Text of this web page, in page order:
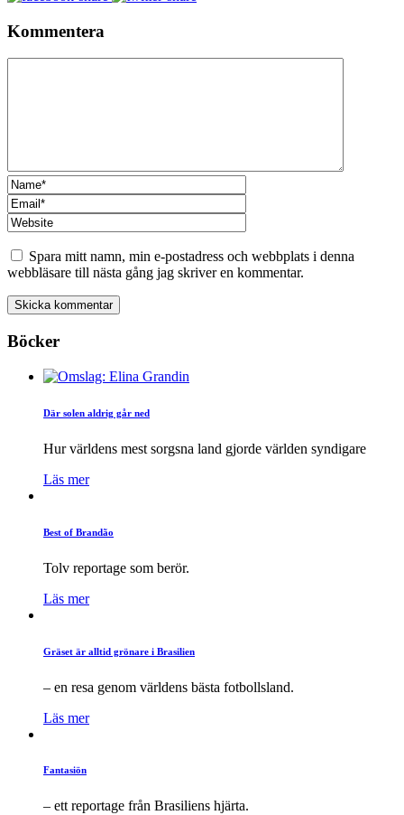
Kommentera
Spara mitt namn, min e-postadress och webbplats i denna
webbläsare till nästa gång jag skriver en kommentar.
Böcker
Där solen aldrig går ned
Hur världens mest sorgsna land gjorde världen syndigare
Läs mer
Best of Brandão
Tolv reportage som berör.
Läs mer
Gräset är alltid grönare i Brasilien
– en resa genom världens bästa fotbollsland.
Läs mer
Fantasiön
– ett reportage från Brasiliens hjärta.